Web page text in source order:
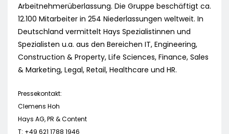
Arbeitnehmerüberlassung. Die Gruppe beschäftigt ca.
12.100 Mitarbeiter in 254 Niederlassungen weltweit. In
Deutschland vermittelt Hays Spezialistinnen und
Spezialisten u.a. aus den Bereichen IT, Engineering,
Construction & Property, Life Sciences, Finance, Sales
& Marketing, Legal, Retail, Healthcare und HR.
Pressekontakt:
Clemens Hoh
Hays AG, PR & Content
T: +49 621 1788 1946